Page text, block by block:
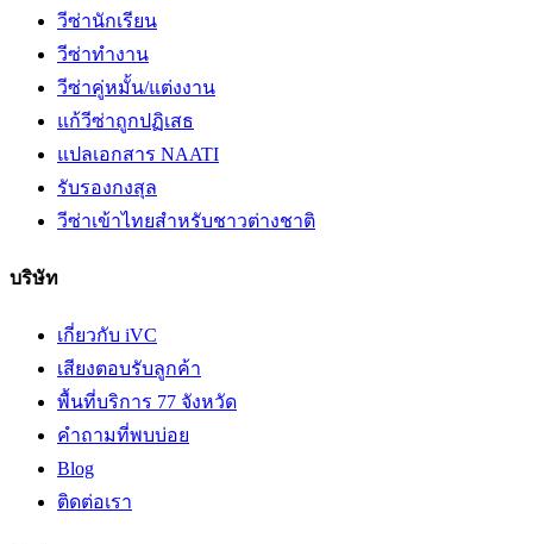
วีซ่านักเรียน
วีซ่าทำงาน
วีซ่าคู่หมั้น/แต่งงาน
แก้วีซ่าถูกปฏิเสธ
แปลเอกสาร NAATI
รับรองกงสุล
วีซ่าเข้าไทยสำหรับชาวต่างชาติ
บริษัท
เกี่ยวกับ iVC
เสียงตอบรับลูกค้า
พื้นที่บริการ 77 จังหวัด
คำถามที่พบบ่อย
Blog
ติดต่อเรา